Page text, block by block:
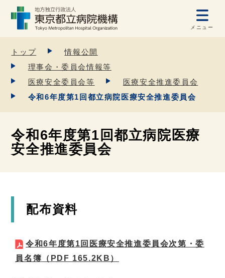
メニュー
トップ
情報公開
理事会・委員会情報等
医療安全委員会等
医療安全推進委員会
令和6年度第1回都立病院医療安全推進委員会
令和6年度第1回都立病院医療
安全推進委員会
配布資料
令和6年度第1回医療安全推進委員会次第・委
員名簿 （PDF 165.2KB）